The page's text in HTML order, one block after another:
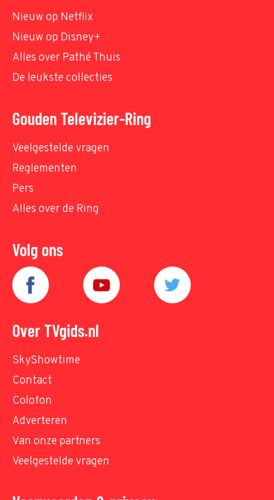
Nieuw op Netflix
Nieuw op Disney+
Alles over Pathé Thuis
De leukste collecties
Gouden Televizier-Ring
Veelgestelde vragen
Reglementen
Pers
Alles over de Ring
Volg ons
Over TVgids.nl
SkyShowtime
Contact
Colofon
Adverteren
Van onze partners
Veelgestelde vragen